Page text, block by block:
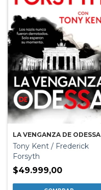
LA VENGANZA DE ODESSA
Tony Kent / Frederick
Forsyth
$49.999,00